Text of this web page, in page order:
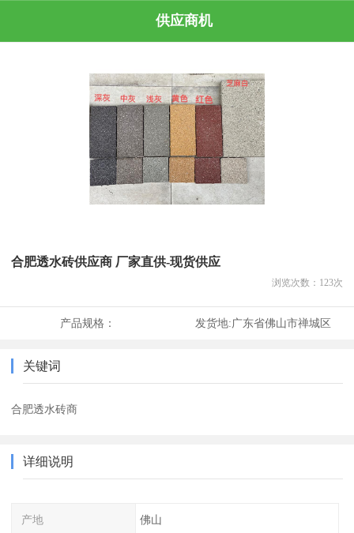
供应商机
合肥透水砖供应商 厂家直供-现货供应
浏览次数： 123次
产品规格： 发货地:广东省佛山市禅城区
关键词
合肥透水砖商
详细说明
产地 佛山